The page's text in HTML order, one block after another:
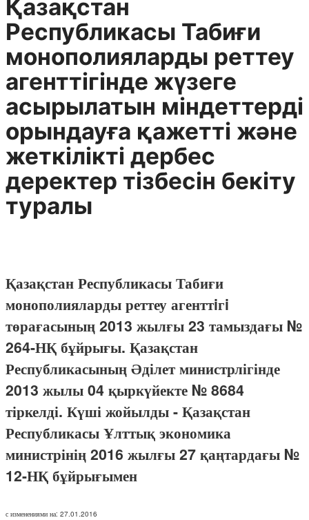
Қазақстан
Республикасы Табиғи
монополияларды реттеу
агенттiгiнде жүзеге
асырылатын міндеттерді
орындауға қажетті және
жеткілікті дербес
деректер тізбесін бекіту
туралы
Қазақстан Республикасы Табиғи
монополияларды реттеу агенттiгi
төрағасының 2013 жылғы 23 тамыздағы №
264-НҚ бұйрығы. Қазақстан
Республикасының Әділет министрлігінде
2013 жылы 04 қыркүйекте № 8684
тіркелді. Күші жойылды - Қазақстан
Республикасы Ұлттық экономика
министрінің 2016 жылғы 27 қаңтардағы №
12-НҚ бұйрығымен
с изменениями на: 27.01.2016